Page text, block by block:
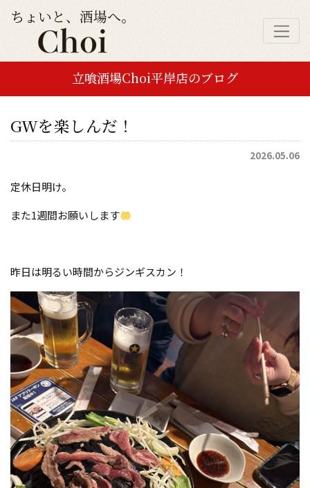
ちょいと、酒場へ。
立喰酒場Choi平岸店のブログ
GWを楽しんだ！
2026.05.06
定休日明け。
また1週間お願いします
昨日は明るい時間からジンギスカン！